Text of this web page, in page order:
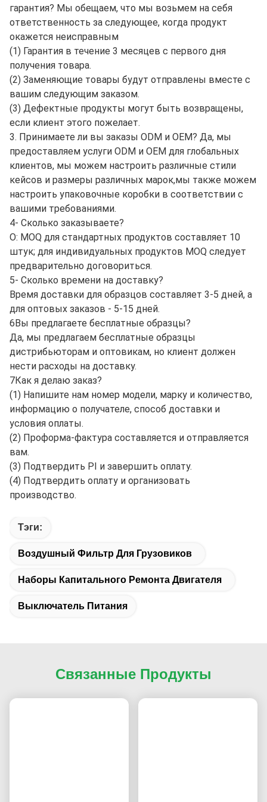
гарантия? Мы обещаем, что мы возьмем на себя
ответственность за следующее, когда продукт
окажется неисправным
(1) Гарантия в течение 3 месяцев с первого дня
получения товара.
(2) Заменяющие товары будут отправлены вместе с
вашим следующим заказом.
(3) Дефектные продукты могут быть возвращены,
если клиент этого пожелает.
3. Принимаете ли вы заказы ODM и OEM? Да, мы
предоставляем услуги ODM и OEM для глобальных
клиентов, мы можем настроить различные стили
кейсов и размеры различных марок,мы также можем
настроить упаковочные коробки в соответствии с
вашими требованиями.
4- Сколько заказываете?
О: MOQ для стандартных продуктов составляет 10
штук; для индивидуальных продуктов MOQ следует
предварительно договориться.
5- Сколько времени на доставку?
Время доставки для образцов составляет 3-5 дней, а
для оптовых заказов - 5-15 дней.
6Вы предлагаете бесплатные образцы?
Да, мы предлагаем бесплатные образцы
дистрибьюторам и оптовикам, но клиент должен
нести расходы на доставку.
7Как я делаю заказ?
(1) Напишите нам номер модели, марку и количество,
информацию о получателе, способ доставки и
условия оплаты.
(2) Проформа-фактура составляется и отправляется
вам.
(3) Подтвердить PI и завершить оплату.
(4) Подтвердить оплату и организовать
производство.
Тэги:
Воздушный Фильтр Для Грузовиков
Наборы Капитального Ремонта Двигателя
Выключатель Питания
Связанные Продукты